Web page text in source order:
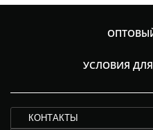
УСЛОВИЯ
КОНТАКТЫ